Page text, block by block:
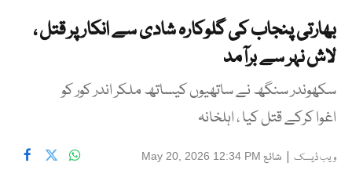
بھارتی پنجاب کی گلوکارہ شادی سے انکار پر قتل ،
لاش نہر سے برآمد
سکھوندر سنگھ نے ساتھیوں کیساتھ ملکر اندر کور کو
اغوا کرکے قتل کیا ، اہلخانہ
ویب ڈیسک | شائع May 20, 2026 12:34 PM